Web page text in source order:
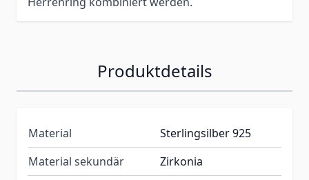
Produktdetails
Material
Sterlingsilber 925
Material sekundär
Zirkonia